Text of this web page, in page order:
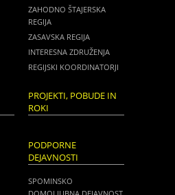
ZAHODNO ŠTAJERSKA
REGIJA
ZASAVSKA REGIJA
INTERESNA ZDRUŽENJA
REGIJSKI KOORDINATORJI
PROJEKTI, POBUDE IN
ROKI
PODPORNE
DEJAVNOSTI
SPOMINSKO